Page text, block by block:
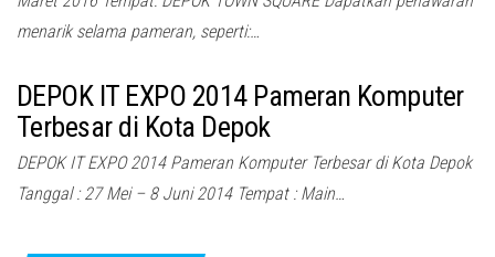
menarik selama pameran, seperti:…
DEPOK IT EXPO 2014 Pameran Komputer
Terbesar di Kota Depok
DEPOK IT EXPO 2014 Pameran Komputer Terbesar di Kota Depok
Tanggal : 27 Mei – 8 Juni 2014 Tempat : Main…